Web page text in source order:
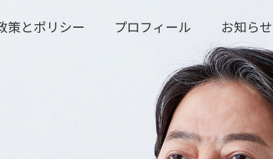
策とポリシー プロフィール お知らせ